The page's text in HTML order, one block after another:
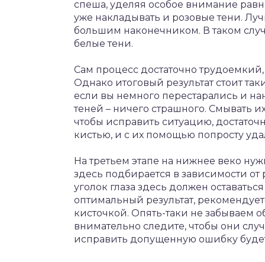
спеша, уделяя особое внимание
уже накладывать и розовые тени.
большим наконечником. В таком
белые тени.
Сам процесс достаточно
Однако итоговый результат стоит
если вы немного перестарались и
теней – ничего страшного. Смывать
чтобы исправить ситуацию,
кистью, и с их помощью попросту
На третьем этапе на нижнее веко
здесь подбирается в зависимости от
уголок глаза здесь должен
оптимальный результат,
кисточкой. Опять-таки не забываем
внимательно следите, чтобы они
исправить допущенную ошибку